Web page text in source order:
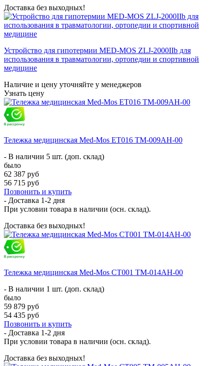
Доставка без выходных!
Устройство для гипотермии MED-MOS ZLJ-2000IIb для
использования в травматологии, ортопедии и спортивной
медицине
Наличие и цену уточняйте у менеджеров
Узнать цену
Тележка медицинская Med-Mos ЕТ016 ТМ-009АН-00
- В наличии 5 шт. (доп. склад)
было
62 387 руб
56 715 руб
Позвонить и купить
- Доставка 1-2 дня
При условии товара в наличии (осн. склад).
Доставка без выходных!
Тележка медицинская Med-Mos СТ001 ТМ-014АН-00
- В наличии 1 шт. (доп. склад)
было
59 879 руб
54 435 руб
Позвонить и купить
- Доставка 1-2 дня
При условии товара в наличии (осн. склад).
Доставка без выходных!